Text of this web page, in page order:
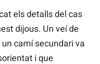
els detalls del cas
dijous. Un veí de
camí secundari va
i que